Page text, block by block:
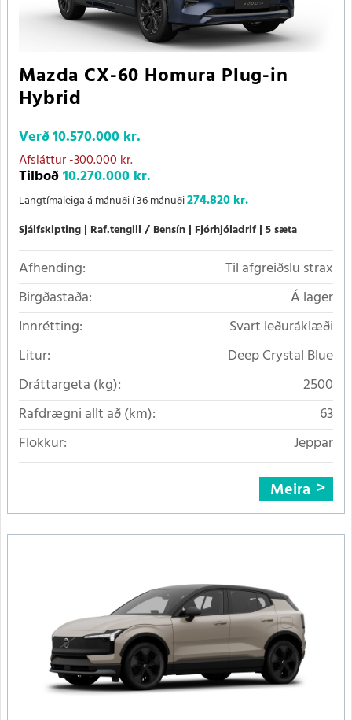
Mazda CX-60 Homura Plug-in
Hybrid
Verð10.570.000 kr.
Afsláttur-300.000 kr.
Tilboð10.270.000 kr.
Langtímaleiga á mánuði í 36 mánuði274.820 kr.
Sjálfskipting Raf.tengill / Bensín Fjórhjóladrif 5 sæta
Afhending:
Til afgreiðslu strax
Birgðastaða:
Á lager
Innrétting:
Svart leðuráklæði
Litur:
Deep Crystal Blue
Dráttargeta (kg):
2500
Rafdrægni allt að (km):
63
Flokkur:
Jeppar
Meira